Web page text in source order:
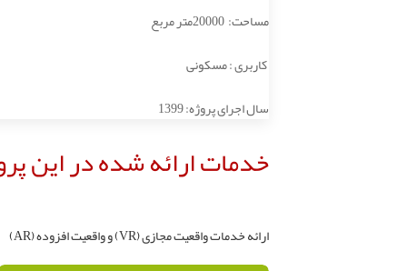
مساحت: 20000متر مربع
کاربری : مسکونی
سال اجرای پروژه: 1399
خدمات ارائه شده در این
ارائه خدمات واقعیت مجازی (VR) و واقعیت افزوده (AR)